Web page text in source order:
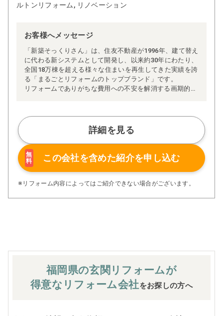
ルトンリフォーム, リノベーション
お客様へメッセージ
「新築そっくりさん」は、住友不動産が1996年、建て替え
に代わる新システムとして開発し、以来約30年にわたり、
全国18万棟を超える様々な住まいを再生してきた実績を誇
る「まるごとリフォームのトップブランド」です。
リフォームでありがちな費用への不安を解消する画期的な
ム」、経験豊かなセールスエンジニアによる「一貫担当
制」などが高い信頼を得ています。
また、大規模リフォームに習熟した施工管理者が現場を統
括する「専属棟梁制」、豊富な実績に裏付けられた充実の
施工マニュアルや検査体制により高い施工品質を実現。
さらに、住友不動産のリフォームならではの充実の保証、
アフターサービス体制で工事後も安心です。
ぜひ、あなたの大切なお住まいの再生を私たちにお任せく
詳細を見る
無
料
この会社を含めた紹介を申し込む
※リフォーム内容によってはご紹介できない場合がございます。
福岡県の玄関 リフォームが
得意なリフォーム会社をお探しの方へ